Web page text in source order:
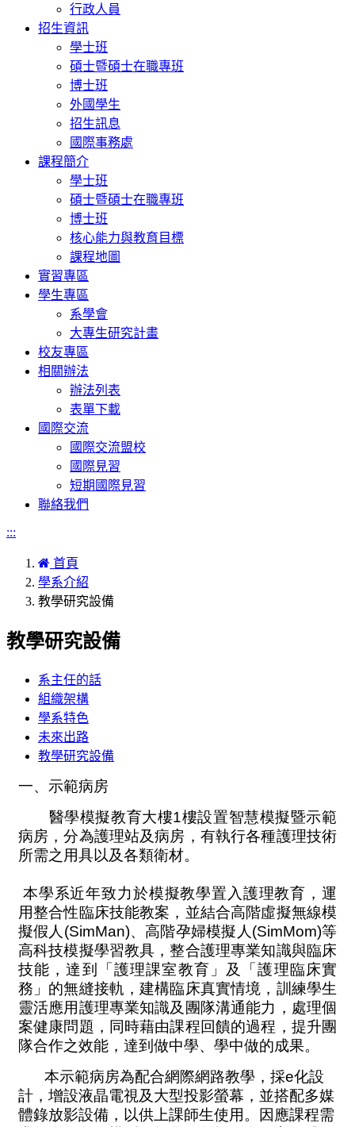
行政人員
招生資訊
學士班
碩士暨碩士在職專班
博士班
外國學生
招生訊息
國際事務處
課程簡介
學士班
碩士暨碩士在職專班
博士班
核心能力與教育目標
課程地圖
實習專區
學生專區
系學會
大專生研究計畫
校友專區
相關辦法
辦法列表
表單下載
國際交流
國際交流盟校
國際見習
短期國際見習
聯絡我們
:::
首頁
學系介紹
教學研究設備
教學研究設備
系主任的話
組織架構
學系特色
未來出路
教學研究設備
一、示範病房
醫學模擬教育大樓1樓設置智慧模擬暨示範
病房，分為護理站及病房，有執行各種護理技術
所需之用具以及各類衛材。
本學系近年致力於模擬教學置入護理教育，運
用整合性臨床技能教案，並結合高階虛擬無線模
擬假人(SimMan)、高階孕婦模擬人(SimMom)等
高科技模擬學習教具，整合護理專業知識與臨床
技能，達到「護理課室教育」及「護理臨床實
務」的無縫接軌，建構臨床真實情境，訓練學生
靈活應用護理專業知識及團隊溝通能力，處理個
案健康問題，同時藉由課程回饋的過程，提升團
隊合作之效能，達到做中學、學中做的成果。
本示範病房為配合網際網路教學，採e化設
計，增設液晶電視及大型投影螢幕，並搭配多媒
體錄放影設備，以供上課師生使用。因應課程需